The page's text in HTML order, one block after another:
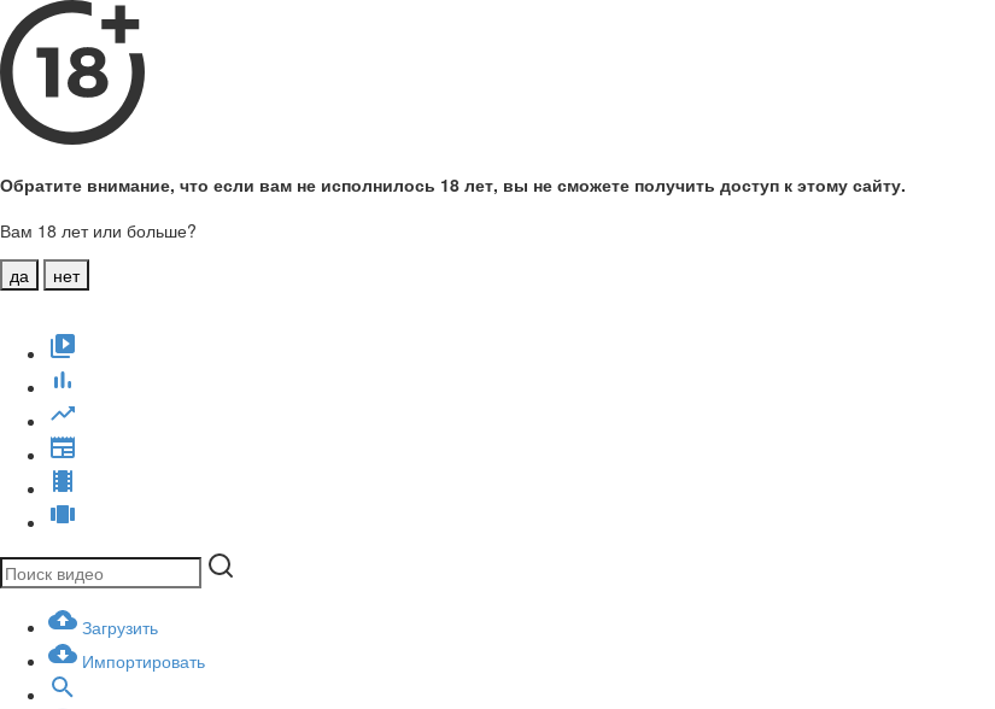
Обратите внимание, что если вам не исполнилось 18 лет, вы не сможете получить доступ к этому сайту.
Вам 18 лет или больше?
да
нет
Загрузить
Импортировать